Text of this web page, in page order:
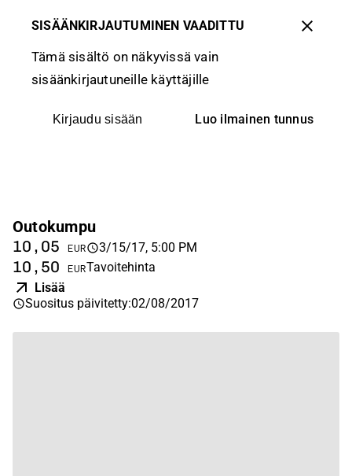
SISÄÄNKIRJAUTUMINEN VAADITTU
Tämä sisältö on näkyvissä vain
sisäänkirjautuneille käyttäjille
Kirjaudu sisään Luo ilmainen tunnus
Outokumpu
10,05 EUR 3/15/17, 5:00 PM
10,50 EURTavoitehinta
Lisää
Suositus päivitetty:02/08/2017